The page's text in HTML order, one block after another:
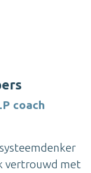
coach
vertrouwd met